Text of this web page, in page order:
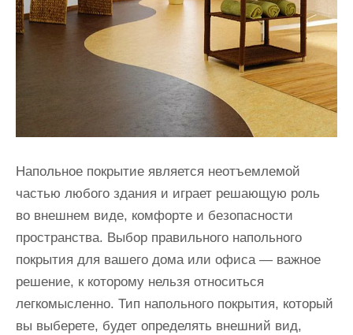
Напольное покрытие является неотъемлемой
частью любого здания и играет решающую роль
во внешнем виде, комфорте и безопасности
пространства. Выбор правильного напольного
покрытия для вашего дома или офиса — важное
решение, к которому нельзя относиться
легкомысленно. Тип напольного покрытия, который
вы выберете, будет определять внешний вид,